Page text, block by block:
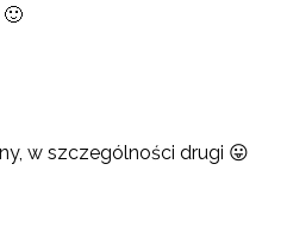
w szczególności drugi 😛